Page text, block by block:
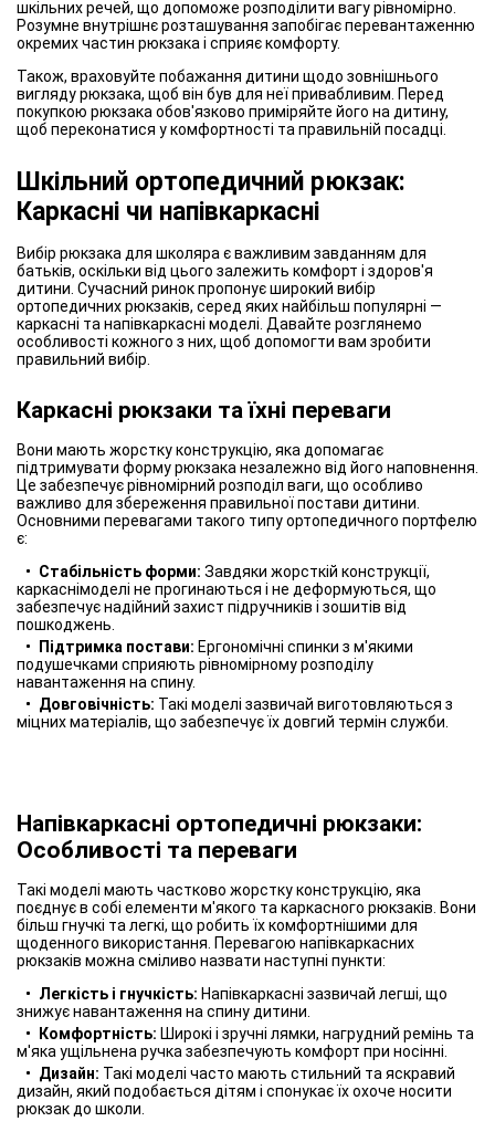
шкільних речей, що допоможе розподілити вагу рівномірно.
Розумне внутрішнє розташування запобігає перевантаженню
окремих частин рюкзака і сприяє комфорту.
Також, враховуйте побажання дитини щодо зовнішнього
вигляду рюкзака, щоб він був для неї привабливим. Перед
покупкою рюкзака обов'язково приміряйте його на дитину,
щоб переконатися у комфортності та правильній посадці.
Шкільний ортопедичний рюкзак:
Каркасні чи напівкаркасні
Вибір рюкзака для школяра є важливим завданням для
батьків, оскільки від цього залежить комфорт і здоров'я
дитини. Сучасний ринок пропонує широкий вибір
ортопедичних рюкзаків, серед яких найбільш популярні —
каркасні та напівкаркасні моделі. Давайте розглянемо
особливості кожного з них, щоб допомогти вам зробити
правильний вибір.
Каркасні рюкзаки та їхні переваги
Вони мають жорстку конструкцію, яка допомагає
підтримувати форму рюкзака незалежно від його наповнення.
Це забезпечує рівномірний розподіл ваги, що особливо
важливо для збереження правильної постави дитини.
Основними перевагами такого типу ортопедичного портфелю
є:
Стабільність форми: Завдяки жорсткій конструкції,
каркаснімоделі не прогинаються і не деформуються, що
забезпечує надійний захист підручників і зошитів від
пошкоджень.
Підтримка постави: Ергономічні спинки з м'якими
подушечками сприяють рівномірному розподілу
навантаження на спину.
Довговічність: Такі моделі зазвичай виготовляються з
міцних матеріалів, що забезпечує їх довгий термін служби.
Напівкаркасні ортопедичні рюкзаки:
Особливості та переваги
Такі моделі мають частково жорстку конструкцію, яка
поєднує в собі елементи м'якого та каркасного рюкзаків. Вони
більш гнучкі та легкі, що робить їх комфортнішими для
щоденного використання. Перевагою напівкаркасних
рюкзаків можна сміливо назвати наступні пункти:
Легкість і гнучкість: Напівкаркасні зазвичай легші, що
знижує навантаження на спину дитини.
Комфортність: Широкі і зручні лямки, нагрудний ремінь та
м'яка ущільнена ручка забезпечують комфорт при носінні.
Дизайн: Такі моделі часто мають стильний та яскравий
дизайн, який подобається дітям і спонукає їх охоче носити
рюкзак до школи.